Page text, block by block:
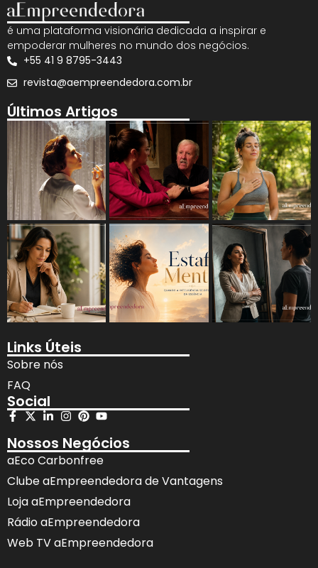
é uma plataforma visionária dedicada a inspirar e
empoderar mulheres no mundo dos negócios.
+55 41 9 8795-3443
revista@aempreendedora.com.br
Últimos Artigos
Links Úteis
Sobre nós
FAQ
Social
Nossos Negócios
aEco Carbonfree
Clube aEmpreendedora de Vantagens
Loja aEmpreendedora
Rádio aEmpreendedora
Web TV aEmpreendedora